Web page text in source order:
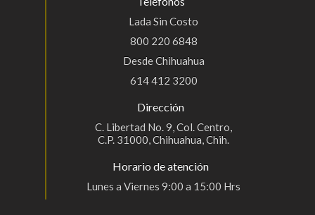
Lada Sin Costo
800 220 6848
Desde Chihuahua
614 412 3200
Dirección
C. Libertad No. 9, Col. Centro,
C.P. 31000, Chihuahua, Chih.
Horario de atención
Lunes a Viernes 9:00 a 15:00 Hrs